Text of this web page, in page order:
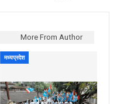
More From Author
मध्यप्रदेश